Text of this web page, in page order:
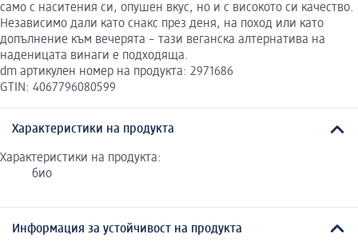
само с наситения си, опушен вкус, но и с високото си качество.
Независимо дали като снакс през деня, на поход или като
допълнение към вечерята – тази веганска алтернатива на
наденицата винаги е подходяща.
dm артикулен номер на продукта: 2971686
GTIN: 4067796080599
Характеристики на продукта
Характеристики на продукта:
био
Информация за устойчивост на продукта